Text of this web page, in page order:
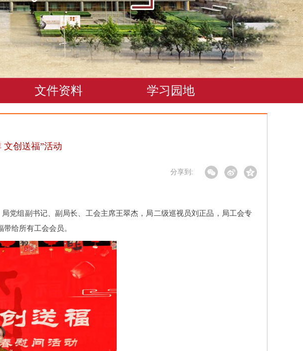
文件资料 学习园地
文创送福”活动
分享到:
组副书记、副局长、工会主席王翠杰，局二级巡视员刘正品，局工会专
给所有工会会员。